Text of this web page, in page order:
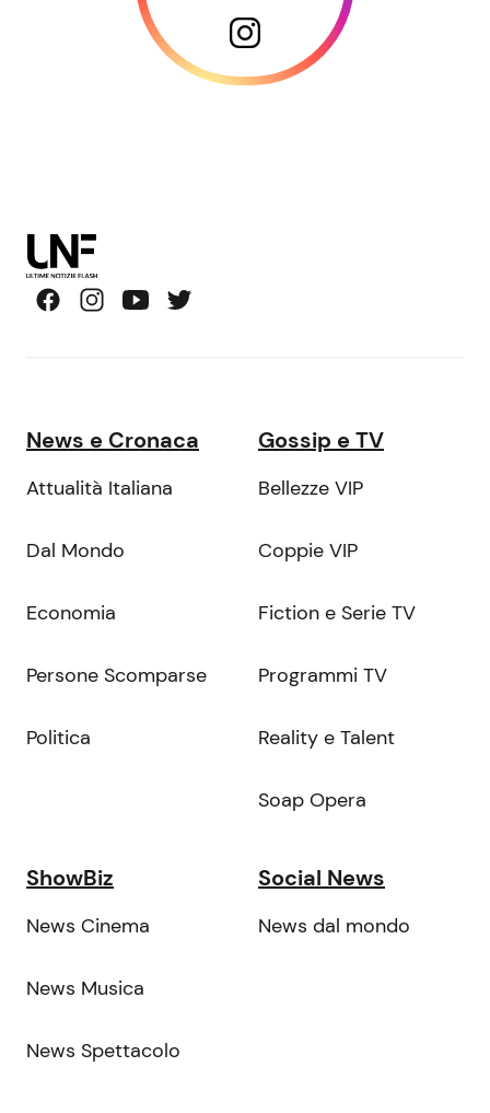
News e Cronaca
Attualità Italiana
Dal Mondo
Economia
Persone Scomparse
Politica
Gossip e TV
Bellezze VIP
Coppie VIP
Fiction e Serie TV
Programmi TV
Reality e Talent
Soap Opera
ShowBiz
News Cinema
News Musica
News Spettacolo
Social News
News dal mondo